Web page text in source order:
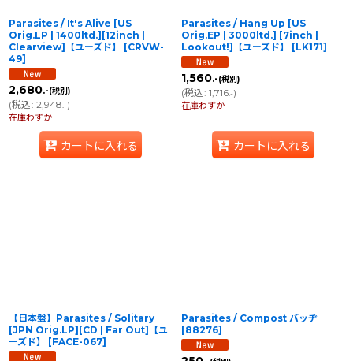
Parasites / It's Alive [US
Orig.LP | 1400ltd.][12inch |
Clearview]【ユーズド】
[CRVW-
49]
2,680.-(税別)
(税込: 2,948.-)
在庫わずか
カートに入れる
Parasites / Hang Up [US
Orig.EP | 3000ltd.] [7inch |
Lookout!]【ユーズド】
[LK171]
1,560.-(税別)
(税込: 1,716.-)
在庫わずか
カートに入れる
【日本盤】Parasites ‎/ Solitary
[JPN Orig.LP][CD | Far Out]【ユ
ーズド】
[FACE-067]
Parasites / Compost バッヂ
[88276]